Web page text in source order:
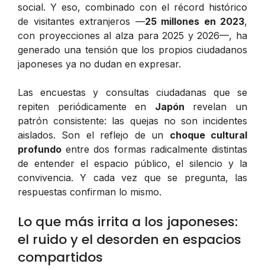
social. Y eso, combinado con el récord histórico
de visitantes extranjeros —25 millones en 2023,
con proyecciones al alza para 2025 y 2026—, ha
generado una tensión que los propios ciudadanos
japoneses ya no dudan en expresar.
Las encuestas y consultas ciudadanas que se
repiten periódicamente en Japón revelan un
patrón consistente: las quejas no son incidentes
aislados. Son el reflejo de un choque cultural
profundo entre dos formas radicalmente distintas
de entender el espacio público, el silencio y la
convivencia. Y cada vez que se pregunta, las
respuestas confirman lo mismo.
Lo que más irrita a los japoneses:
el ruido y el desorden en espacios
compartidos